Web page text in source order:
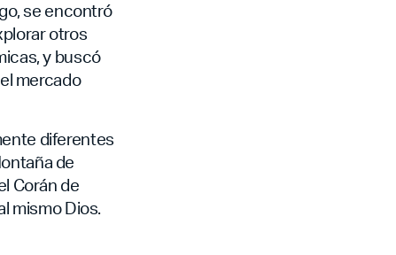
se encontró
otros
y buscó
mercado
diferentes
de
Corán de
mismo Dios.